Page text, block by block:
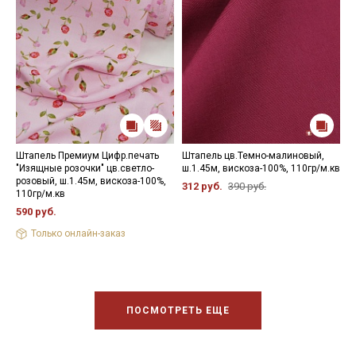
Штапель Премиум Цифр.печать
"Изящные розочки" цв.светло-
розовый, ш.1.45м, вискоза-100%,
110гр/м.кв
590 руб.
Только онлайн-заказ
Штапель цв.Темно-малиновый,
ш.1.45м, вискоза-100%, 110гр/м.кв
312 руб. 390 руб.
ПОСМОТРЕТЬ ЕЩЕ